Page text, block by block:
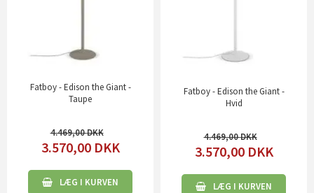
Fatboy - Edison the Giant -
Taupe
4.469,00
3.570,00 DKK
LÆG I KURVEN
Fatboy - Edison the Giant -
Hvid
4.469,00
3.570,00 DKK
LÆG I KURVEN